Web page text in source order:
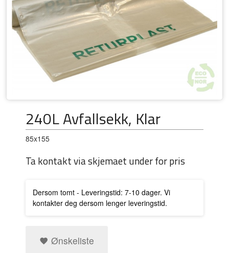
240L Avfallsekk, Klar
85x155
Ta kontakt via skjemaet under for pris
Dersom tomt - Leveringstid: 7-10 dager. Vi
kontakter deg dersom lenger leveringstid.
Ønskeliste